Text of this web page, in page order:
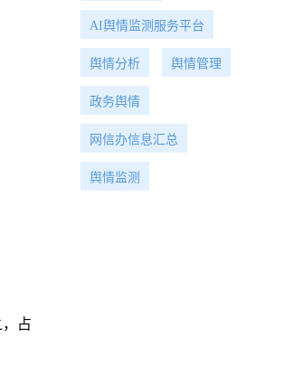
占
AI舆情监测服务平台
舆情分析 舆情管理
政务舆情
网信办信息汇总
舆情监测